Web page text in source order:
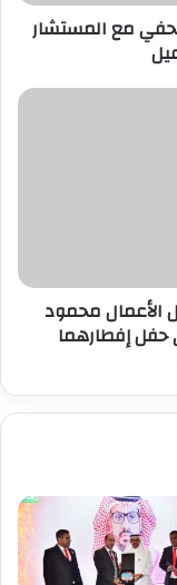
مع المستشار
الأعمال محمود
إفطارهما